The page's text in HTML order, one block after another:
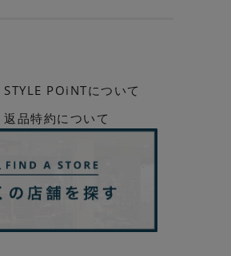
STYLE POiNTについて
返品特約について